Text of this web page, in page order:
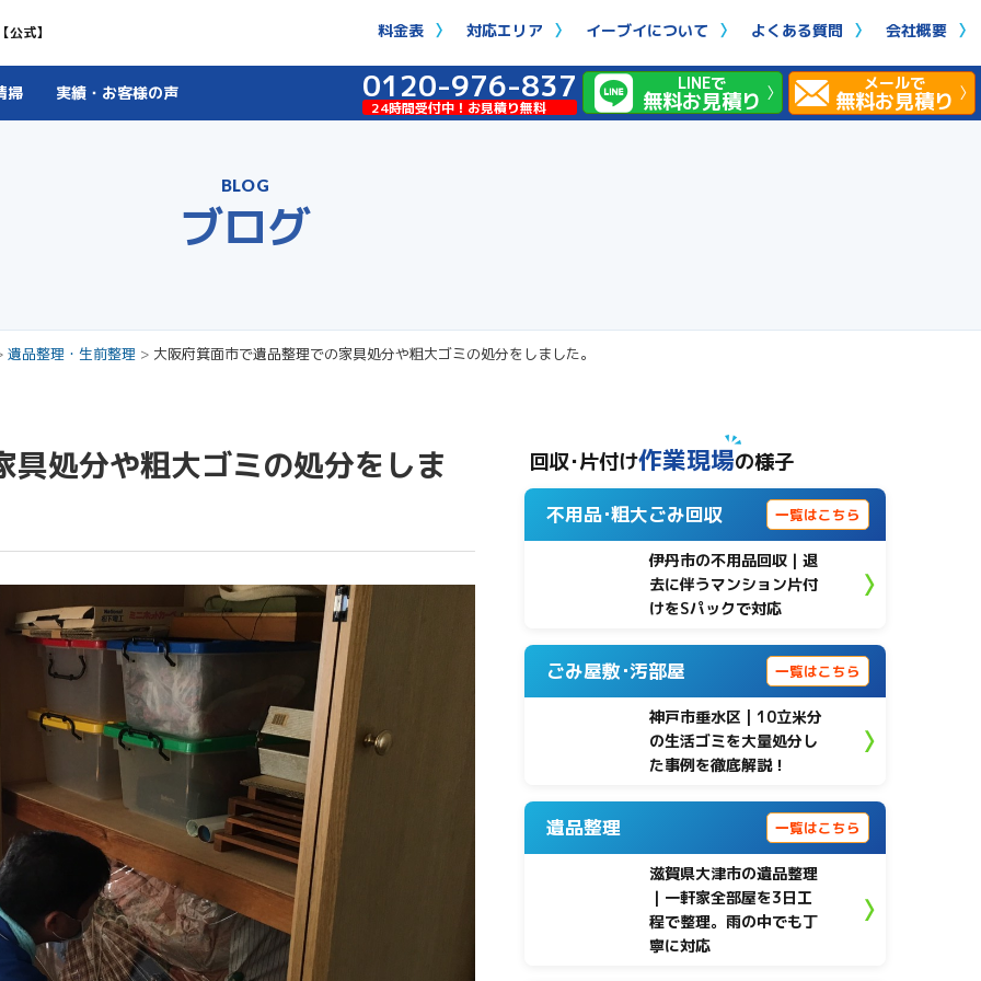
式】 料金表 対応エリア イーブイについて よくある質問 会社概要
掃 実績・お客様の声 0120-976-837
24時間受付中！お見積り無料
LINEで
無料お見積り
メールで
無料お見積り
BLOG
ブログ
遺品整理・生前整理 > 大阪府箕面市で遺品整理での家具処分や粗大ゴミの処分をしました。
処分や粗大ゴミの処分をしま 回収･片付け作業現場の様子
不用品･粗大ごみ回収 一覧はこちら
伊丹市の不用品回収｜退
去に伴うマンション片付
けをSパックで対応
ごみ屋敷･汚部屋 一覧はこちら
神戸市垂水区 | 10立米分
の生活ゴミを大量処分し
た事例を徹底解説！
遺品整理 一覧はこちら
滋賀県大津市の遺品整理
｜一軒家全部屋を3日工
程で整理。雨の中でも丁
寧に対応